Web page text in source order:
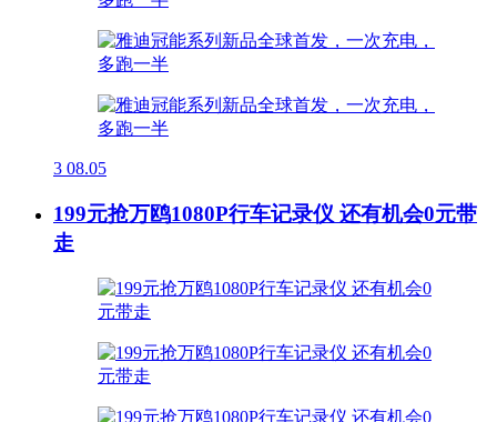
3 08.05
199元抢万鸥1080P行车记录仪 还有机会0元带
走